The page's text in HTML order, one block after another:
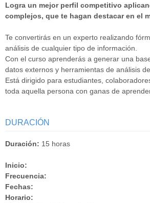
Logra un mejor perfil competitivo
complejos, que te hagan destacar en el
Te convertirás en un experto realizando
análisis de cualquier tipo de información.
Con el curso aprenderás a generar una
datos externos y herramientas de análisis de
Está dirigido para estudiantes,
toda aquella persona con ganas de
DURACIÓN
Duración: 15 horas
Inicio:
Frecuencia:
Fechas:
Horario: